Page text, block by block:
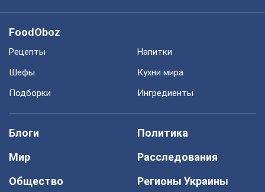
FoodOboz
Рецепты
Напитки
Шефы
Кухни мира
Подборки
Ингредиенты
Блоги
Политика
Мир
Расследования
Общество
Регионы Украины